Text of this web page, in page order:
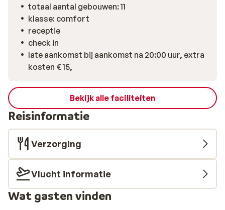
totaal aantal gebouwen: 11
klasse: comfort
receptie
check in
late aankomst bij aankomst na 20:00 uur, extra
kosten € 15,
Bekijk alle faciliteiten
Reisinformatie
Verzorging
Vlucht informatie
Wat gasten vinden